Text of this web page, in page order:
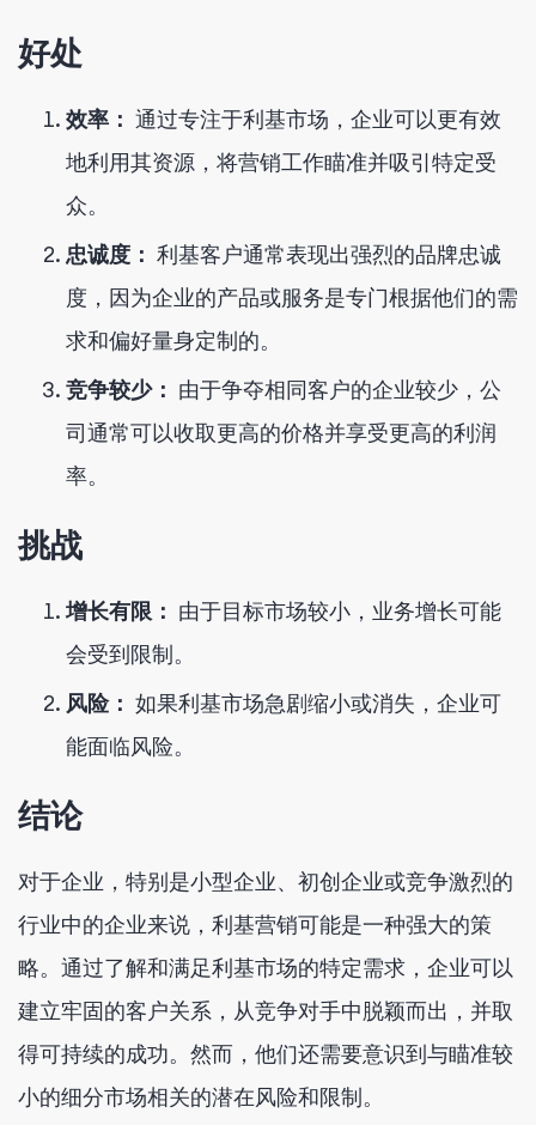
好处
效率： 通过专注于利基市场，企业可以更有效
地利用其资源，将营销工作瞄准并吸引特定受
众。
忠诚度： 利基客户通常表现出强烈的品牌忠诚
度，因为企业的产品或服务是专门根据他们的需
求和偏好量身定制的。
竞争较少： 由于争夺相同客户的企业较少，公
司通常可以收取更高的价格并享受更高的利润
率。
挑战
增长有限： 由于目标市场较小，业务增长可能
会受到限制。
风险： 如果利基市场急剧缩小或消失，企业可
能面临风险。
结论
对于企业，特别是小型企业、初创企业或竞争激烈的
行业中的企业来说，利基营销可能是一种强大的策
略。通过了解和满足利基市场的特定需求，企业可以
建立牢固的客户关系，从竞争对手中脱颖而出，并取
得可持续的成功。然而，他们还需要意识到与瞄准较
小的细分市场相关的潜在风险和限制。